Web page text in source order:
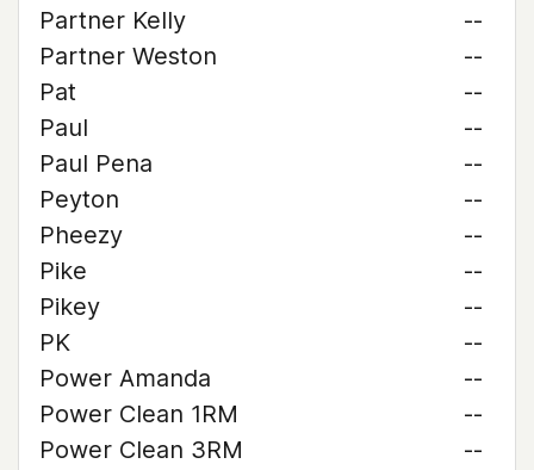
Partner Kelly
--
Partner Weston
--
Pat
--
Paul
--
Paul Pena
--
Peyton
--
Pheezy
--
Pike
--
Pikey
--
PK
--
Power Amanda
--
Power Clean 1RM
--
Power Clean 3RM
--